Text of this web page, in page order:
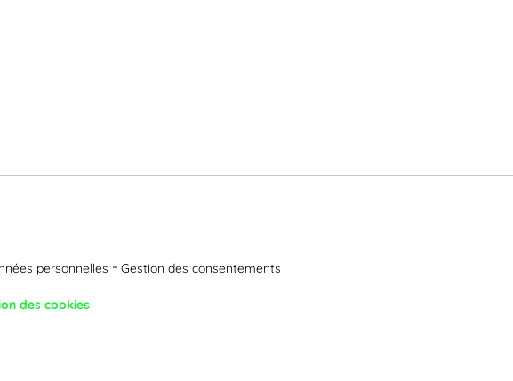
personnelles Gestion des consentements
des cookies